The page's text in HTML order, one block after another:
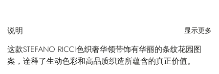
说明 显示更多
这款STEFANO RICCI色织奢华领带饰有华丽的条纹花园图
案，诠释了生动色彩和高品质织造所蕴含的真正价值。